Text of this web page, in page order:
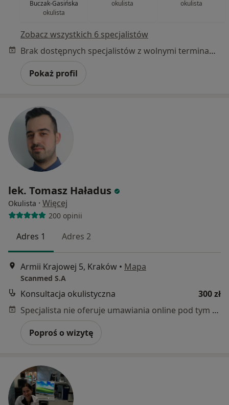
Buczak-Gasińska
okulista
okulista okulista
Zobacz wszystkich 6 specjalistów
Brak dostępnych specjalistów z wolnymi terminami w tym centrum medycznym.
Pokaż profil
lek. Tomasz Haładus
Okulista · Więcej
200 opinii
Adres 1 Adres 2
Armii Krajowej 5, Kraków • Mapa
Scanmed S.A
Konsultacja okulistyczna
300 zł
Specjalista nie oferuje umawiania online pod tym adresem.
Poproś o wizytę